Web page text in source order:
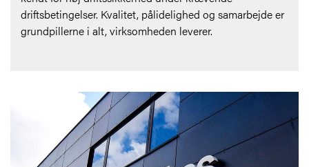
driftsbetingelser. Kvalitet, pålidelighed og samarbejde er
grundpillerne i alt, virksomheden leverer.